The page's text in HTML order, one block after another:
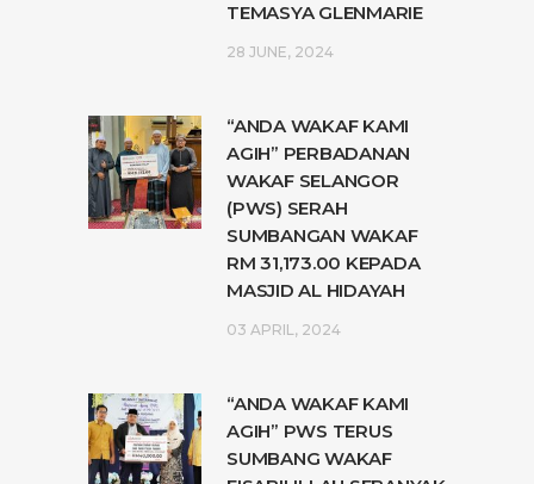
TEMASYA GLENMARIE
28 JUNE, 2024
“ANDA WAKAF KAMI
AGIH” PERBADANAN
WAKAF SELANGOR
(PWS) SERAH
SUMBANGAN WAKAF
RM 31,173.00 KEPADA
MASJID AL HIDAYAH
03 APRIL, 2024
“ANDA WAKAF KAMI
AGIH” PWS TERUS
SUMBANG WAKAF